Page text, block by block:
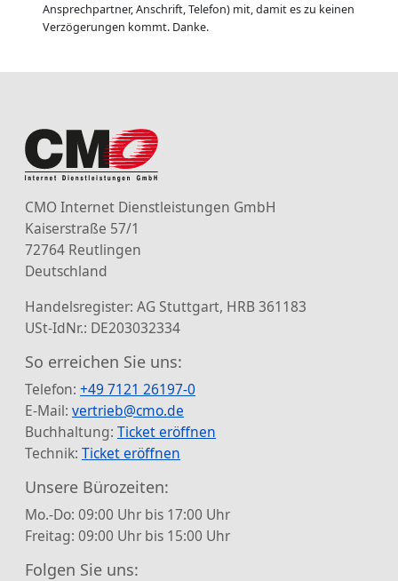
Ansprechpartner, Anschrift, Telefon) mit, damit es zu keinen
Verzögerungen kommt. Danke.
CMO Internet Dienstleistungen GmbH
Kaiserstraße 57/1
72764 Reutlingen
Deutschland
Handelsregister: AG Stuttgart, HRB 361183
USt-IdNr.: DE203032334
So erreichen Sie uns:
Telefon: +49 7121 26197-0
E-Mail: vertrieb@cmo.de
Buchhaltung: Ticket eröffnen
Technik: Ticket eröffnen
Unsere Bürozeiten:
Mo.-Do: 09:00 Uhr bis 17:00 Uhr
Freitag: 09:00 Uhr bis 15:00 Uhr
Folgen Sie uns: